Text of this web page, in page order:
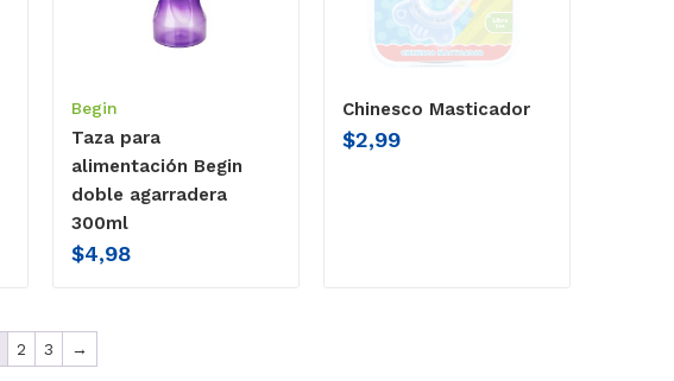
Begin
Taza para
alimentación Begin
doble agarradera
300ml
$4,98
Chinesco Masticador
$2,99
2 3 →